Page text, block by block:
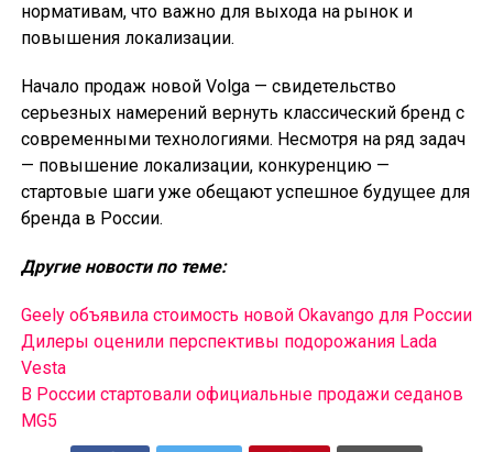
нормативам, что важно для выхода на рынок и
повышения локализации.
Начало продаж новой Volga — свидетельство
серьезных намерений вернуть классический бренд с
современными технологиями. Несмотря на ряд задач
— повышение локализации, конкуренцию —
стартовые шаги уже обещают успешное будущее для
бренда в России.
Другие новости по теме:
Geely объявила стоимость новой Okavango для России
Дилеры оценили перспективы подорожания Lada
Vesta
В России cтартовали официальные продажи седанов
MG5